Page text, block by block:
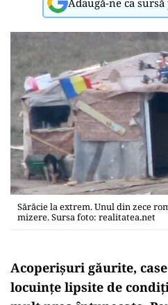
Sărăcie la extrem. Unul din zece
mizere. Sursa foto: realitatea.net
Acoperișuri găurite,
locuințe lipsite de